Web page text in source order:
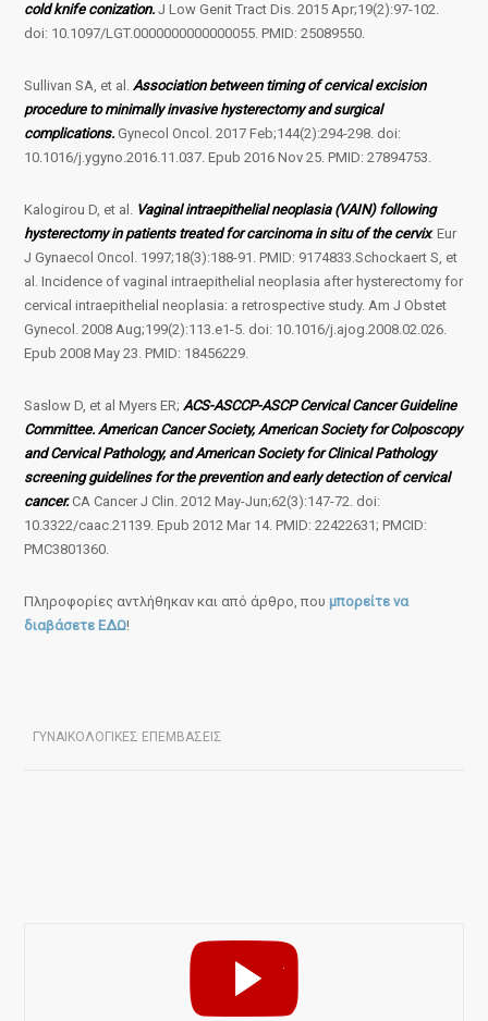
cold knife conization. J Low Genit Tract Dis. 2015 Apr;19(2):97-102.
doi: 10.1097/LGT.0000000000000055. PMID: 25089550.
Sullivan SA, et al.Association between timing of cervical excision
procedure to minimally invasive hysterectomy and surgical
complications. Gynecol Oncol. 2017 Feb;144(2):294-298. doi:
10.1016/j.ygyno.2016.11.037. Epub 2016 Nov 25. PMID: 27894753.
Kalogirou D, et al. Vaginal intraepithelial neoplasia (VAIN) following
hysterectomy in patients treated for carcinoma in situ of the cervix. Eur
J Gynaecol Oncol. 1997;18(3):188-91. PMID: 9174833.Schockaert S, et
al. Incidence of vaginal intraepithelial neoplasia after hysterectomy for
cervical intraepithelial neoplasia: a retrospective study. Am J Obstet
Gynecol. 2008 Aug;199(2):113.e1-5. doi: 10.1016/j.ajog.2008.02.026.
Epub 2008 May 23. PMID: 18456229.
Saslow D, et al Myers ER;ACS-ASCCP-ASCP Cervical Cancer Guideline
Committee. American Cancer Society, American Society for Colposcopy
and Cervical Pathology, and American Society for Clinical Pathology
screening guidelines for the prevention and early detection of cervical
cancer.CA Cancer J Clin. 2012 May-Jun;62(3):147-72. doi:
10.3322/caac.21139. Epub 2012 Mar 14. PMID: 22422631; PMCID:
PMC3801360.
Πληροφορίες αντλήθηκαν και από άρθρο, πουμπορείτε να
διαβάσετε ΕΔΩ!
ΓΥΝΑΙΚΟΛΟΓΙΚΕΣ ΕΠΕΜΒΑΣΕΙΣ